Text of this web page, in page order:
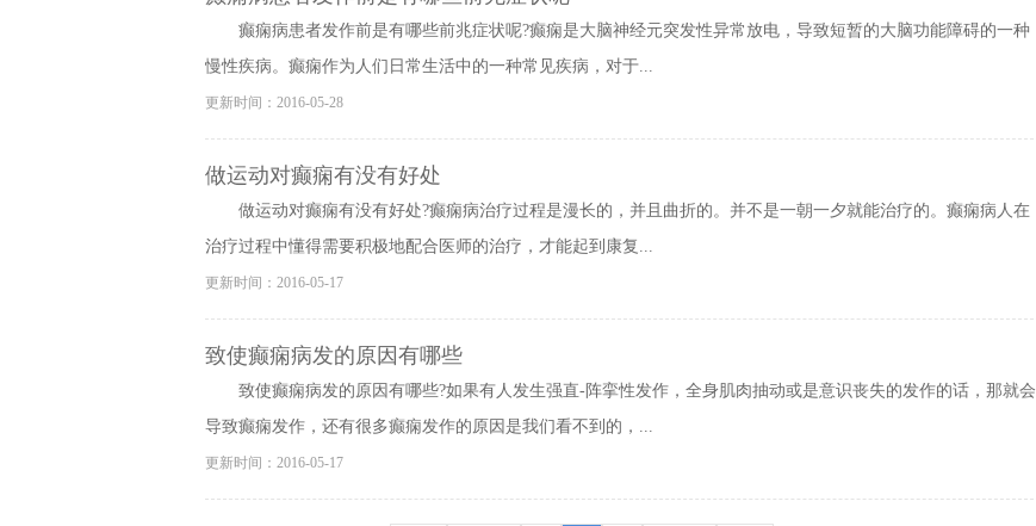
癫痫病患者发作前是有哪些前兆症状呢?癫痫是大脑神经元突发性异常放电，导致短暂的大脑功能障碍的一种
慢性疾病。癫痫作为人们日常生活中的一种常见疾病，对于...
更新时间：2016-05-28
做运动对癫痫有没有好处
做运动对癫痫有没有好处?癫痫病治疗过程是漫长的，并且曲折的。并不是一朝一夕就能治疗的。癫痫病人在
治疗过程中懂得需要积极地配合医师的治疗，才能起到康复...
更新时间：2016-05-17
致使癫痫病发的原因有哪些
致使癫痫病发的原因有哪些?如果有人发生强直-阵挛性发作，全身肌肉抽动或是意识丧失的发作的话，那就会
导致癫痫发作，还有很多癫痫发作的原因是我们看不到的，...
更新时间：2016-05-17